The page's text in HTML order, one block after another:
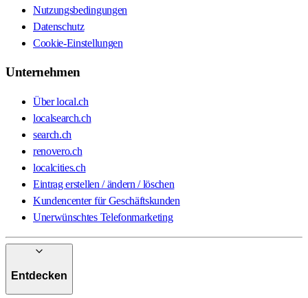
Nutzungsbedingungen
Datenschutz
Cookie-Einstellungen
Unternehmen
Über local.ch
localsearch.ch
search.ch
renovero.ch
localcities.ch
Eintrag erstellen / ändern / löschen
Kundencenter für Geschäftskunden
Unerwünschtes Telefonmarketing
Entdecken